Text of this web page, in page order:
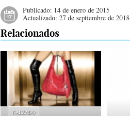
Publicado: 14 de enero de 2015
Actualizado:27 de septiembre de 2018
Relacionados
CALZADO